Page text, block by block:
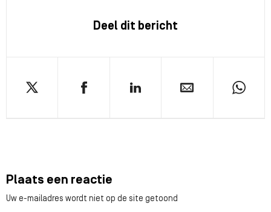
Deel dit bericht
Plaats een reactie
Uw e-mailadres wordt niet op de site getoond